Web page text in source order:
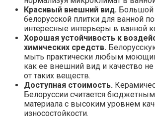
Красивый внешний вид. Большой
белорусской плитки для ванной
интересные интерьеры в ванной
Хорошая устойчивость к
химических средств.
мыть практически любым
как ее внешний вид и качество не
от таких веществ.
Доступная стоимость.
Белоруссии считается
материала с высоким уровнем
износостойкости.